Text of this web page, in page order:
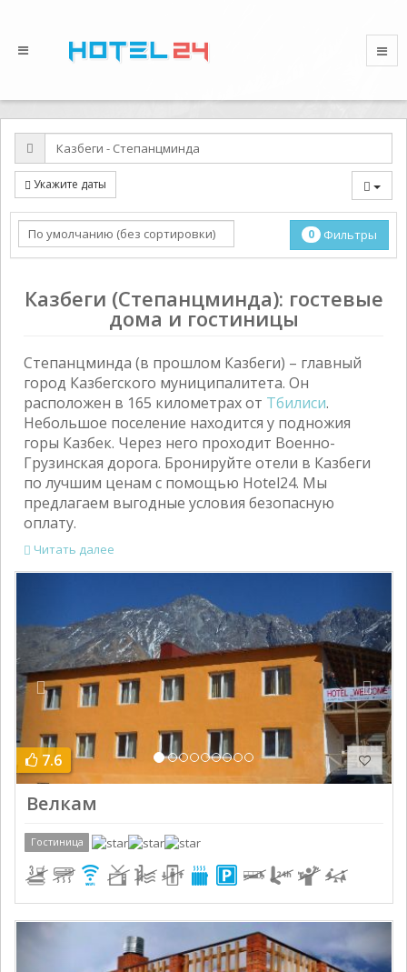
Укажите даты
0 Фильтры
Казбеги (Степанцминда): гостевые
дома и гостиницы
Степанцминда (в прошлом Казбеги) – главный
город Казбегского муниципалитета. Он
расположен в 165 километрах от Тбилиси.
Небольшое поселение находится у подножия
горы Казбек. Через него проходит Военно-
Грузинская дорога. Бронируйте отели в Казбеги
по лучшим ценам с помощью Hotel24. Мы
предлагаем выгодные условия безопасную
оплату.
Читать далее
7.6
Велкам
Гостиница
Next